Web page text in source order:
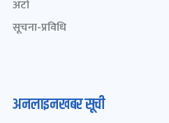
अटो
सूचना-प्रविधि
अनलाइनखबर सूची